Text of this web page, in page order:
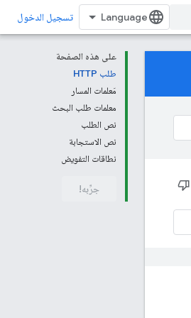
تسجيل الدخول
على هذه الصفحة
طلب HTTP
مَعلمات المسار
معلمات طلب البحث
نص الطلب
نص الاستجابة
نطاقات التفويض
جرِّبه!